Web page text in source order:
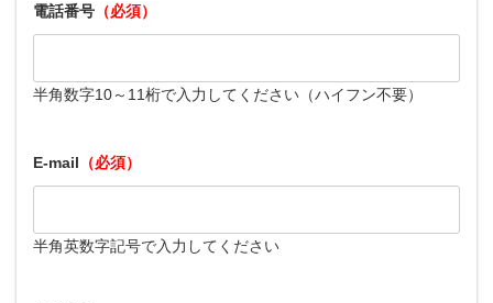
電話番号 （必須）
半角数字10～11桁で入力してください（ハイフン不要）
E-mail （必須）
半角英数字記号で入力してください